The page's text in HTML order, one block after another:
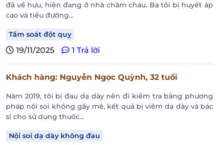
đã về hưu, hiện đang ở nhà chăm cháu. Ba tôi bị huyết áp
cao và tiểu đường…
Tầm soát đột quỵ
19/11/2025 1 Trả lời
Khách hàng: Nguyễn Ngọc Quỳnh, 32 tuổi
Năm 2019, tôi bị đau dạ dày nên đi kiểm tra bằng phương
pháp nội soi không gây mê, kết quả bị viêm dạ dày và bác
sĩ cho sử dụng thuốc…
Nội soi dạ dày không đau